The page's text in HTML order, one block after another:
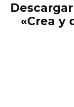
«Crea y